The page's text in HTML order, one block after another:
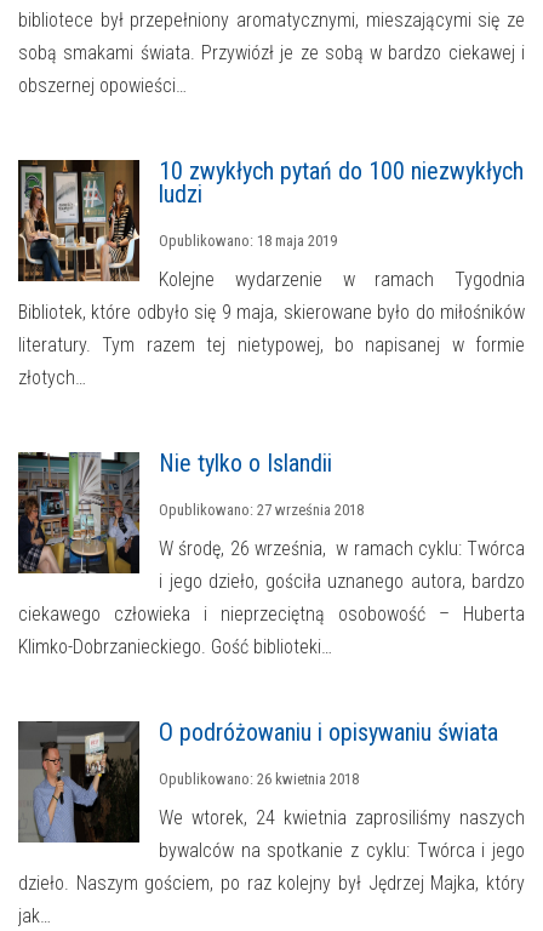
bibliotece był przepełniony aromatycznymi, mieszającymi się ze
sobą smakami świata. Przywiózł je ze sobą w bardzo ciekawej i
obszernej opowieści…
10 zwykłych pytań do 100 niezwykłych
ludzi
Opublikowano: 18 maja 2019
Kolejne wydarzenie w ramach Tygodnia
Bibliotek, które odbyło się 9 maja, skierowane było do miłośników
literatury. Tym razem tej nietypowej, bo napisanej w formie
złotych…
Nie tylko o Islandii
Opublikowano: 27 września 2018
W środę, 26 września, w ramach cyklu: Twórca
i jego dzieło, gościła uznanego autora, bardzo
ciekawego człowieka i nieprzeciętną osobowość – Huberta
Klimko-Dobrzanieckiego. Gość biblioteki…
O podróżowaniu i opisywaniu świata
Opublikowano: 26 kwietnia 2018
We wtorek, 24 kwietnia zaprosiliśmy naszych
bywalców na spotkanie z cyklu: Twórca i jego
dzieło. Naszym gościem, po raz kolejny był Jędrzej Majka, który
jak…